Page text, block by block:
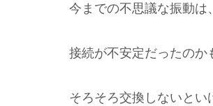
今までの不思議な振動は、
接続が不安定だったのか
そろそろ交換しないとい